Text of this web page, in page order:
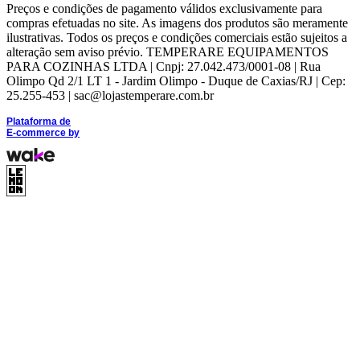
Preços e condições de pagamento válidos exclusivamente para
compras efetuadas no site. As imagens dos produtos são meramente
ilustrativas. Todos os preços e condições comerciais estão sujeitos a
alteração sem aviso prévio. TEMPERARE EQUIPAMENTOS
PARA COZINHAS LTDA | Cnpj: 27.042.473/0001-08 | Rua
Olimpo Qd 2/1 LT 1 - Jardim Olimpo - Duque de Caxias/RJ | Cep:
25.255-453 | sac@lojastemperare.com.br
Plataforma de
E-commerce by